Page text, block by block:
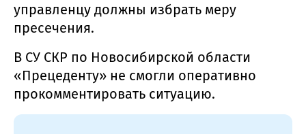
управленцу должны избрать меру
пресечения.
В СУ СКР по Новосибирской области
«Прецеденту» не смогли оперативно
прокомментировать ситуацию.